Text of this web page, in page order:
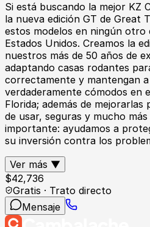
Si está buscando la mejor KZ
la nueva edición GT de Great
estos modelos en ningún otro
Estados Unidos. Creamos la
nuestros más de 50 años de
adaptando casas rodantes
correctamente y mantengan
verdaderamente cómodos en
Florida; además de mejorarlas
de usar, seguras y mucho
importante: ayudamos a
su inversión contra los
Ver más ▼
$42,736
Gratis · Trato directo
Mensaje